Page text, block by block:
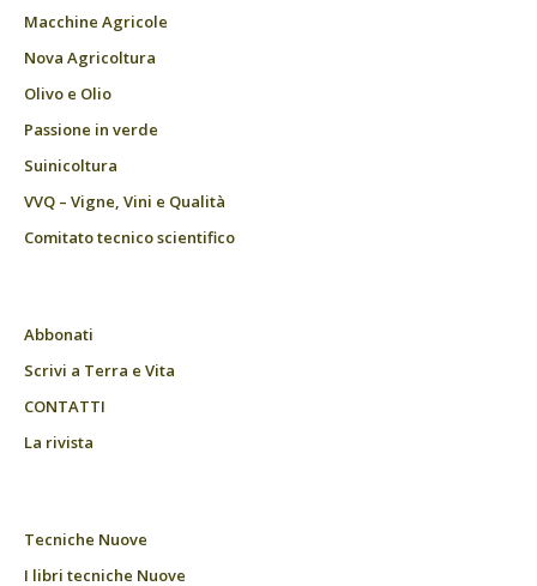
Macchine Agricole
Nova Agricoltura
Olivo e Olio
Passione in verde
Suinicoltura
VVQ – Vigne, Vini e Qualità
Comitato tecnico scientifico
Abbonati
Scrivi a Terra e Vita
CONTATTI
La rivista
Tecniche Nuove
I libri tecniche Nuove